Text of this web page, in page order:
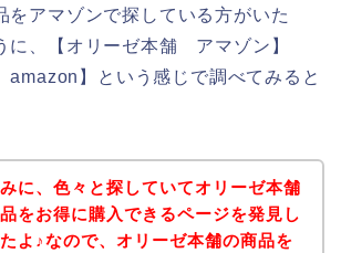
をアマゾンで探している方がいた
に、【オリーゼ本舗 アマゾン】
amazon】という感じで調べてみると
に、色々と探していてオリーゼ本舗
をお得に購入できるページを発見し
よ♪なので、オリーゼ本舗の商品を